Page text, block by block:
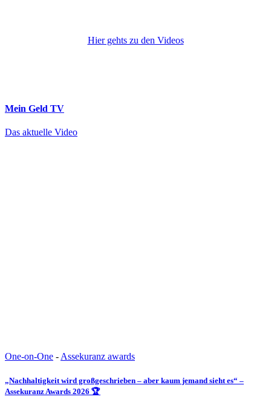
Hier gehts zu den Videos
Mein Geld TV
Das aktuelle Video
One-on-One -Assekuranz awards
„Nachhaltigkeit wird großgeschrieben – aber kaum jemand sieht es“ –
Assekuranz Awards 2026 🏆